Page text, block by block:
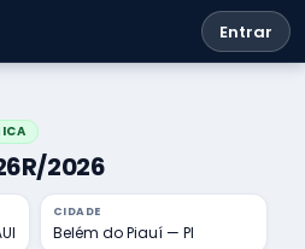
Entrar
2026
CIDADE
Belém do Piauí — PI